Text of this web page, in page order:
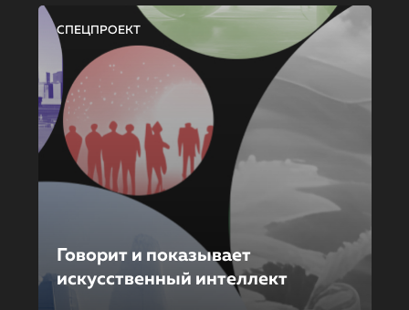
СПЕЦПРОЕКТ
Говорит и показывает
искусственный интеллект